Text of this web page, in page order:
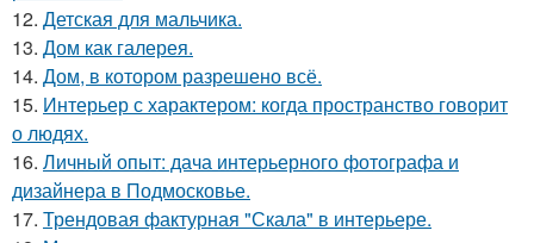
12. Детская для мальчика.
13. Дом как галерея.
14. Дом, в котором разрешено всё.
15. Интерьер с характером: когда пространство говорит
о людях.
16. Личный опыт: дача интерьерного фотографа и
дизайнера в Подмосковье.
17. Трендовая фактурная "Скала" в интерьере.